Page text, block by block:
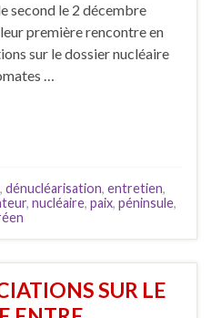
second le 2 décembre
première rencontre en
sur le dossier nucléaire
…
, dénucléarisation, entretien,
, nucléaire, paix, péninsule,
SUR LE